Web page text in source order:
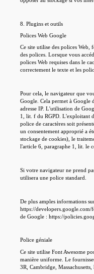
8. Plugins et outils
Polices Web Google
Ce site utilise des polices
des polices. Lorsque vous
polices Web requises dans le
correctement le texte et les
Pour cela, le navigateur que
Google. Cela permet à Google
adresse IP. L'utilisation de
1, lit. f du RGPD. L'exploitant
police de caractères soit
un consentement approprié a
stockage de cookies), le
l'article 6, paragraphe 1, lit. le
Si votre navigateur ne prend
utilisera une police standard.
De plus amples informations
https://
de Google : https://
Police géniale
Ce site utilise Font Awesome
manière uniforme. Le
3R, Cambridge, Massachusetts,